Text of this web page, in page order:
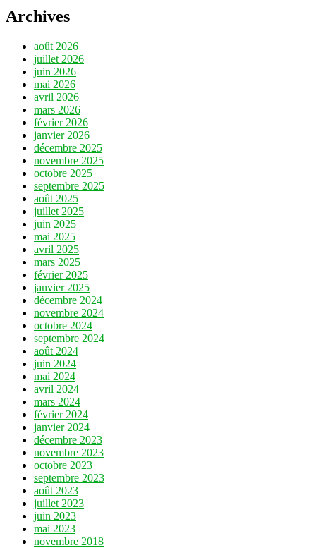
Archives
août 2026
juillet 2026
juin 2026
mai 2026
avril 2026
mars 2026
février 2026
janvier 2026
décembre 2025
novembre 2025
octobre 2025
septembre 2025
août 2025
juillet 2025
juin 2025
mai 2025
avril 2025
mars 2025
février 2025
janvier 2025
décembre 2024
novembre 2024
octobre 2024
septembre 2024
août 2024
juin 2024
mai 2024
avril 2024
mars 2024
février 2024
janvier 2024
décembre 2023
novembre 2023
octobre 2023
septembre 2023
août 2023
juillet 2023
juin 2023
mai 2023
novembre 2018